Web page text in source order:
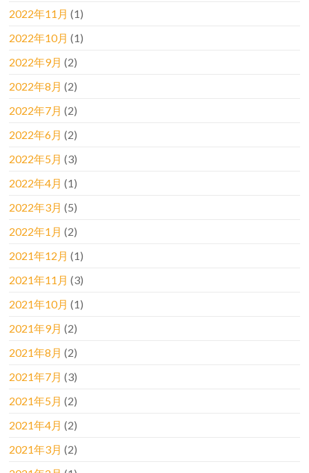
2022年11月 (1)
2022年10月 (1)
2022年9月 (2)
2022年8月 (2)
2022年7月 (2)
2022年6月 (2)
2022年5月 (3)
2022年4月 (1)
2022年3月 (5)
2022年1月 (2)
2021年12月 (1)
2021年11月 (3)
2021年10月 (1)
2021年9月 (2)
2021年8月 (2)
2021年7月 (3)
2021年5月 (2)
2021年4月 (2)
2021年3月 (2)